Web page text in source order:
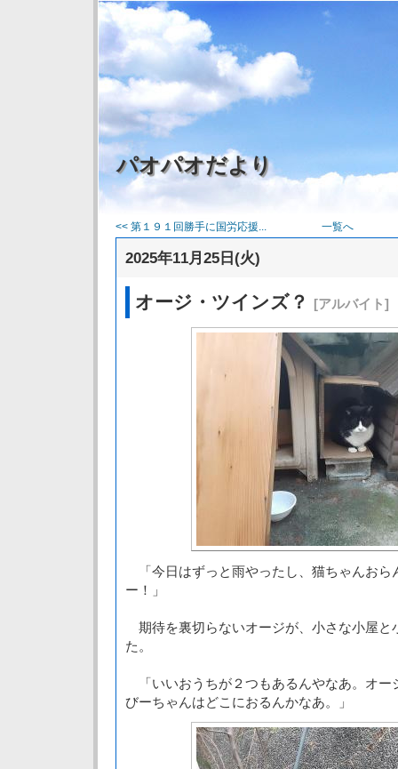
パオパオだより
<< 第１９１回勝手に国労応援... 一覧へ
2025年11月25日(火)
オージ・ツインズ？ [アルバイト]
「今日はずっと雨やったし、猫ちゃんおら
ー！」
期待を裏切らないオージが、小さな小屋と
た。
「いいおうちが２つもあるんやなあ。オー
びーちゃんはどこにおるんかなあ。」